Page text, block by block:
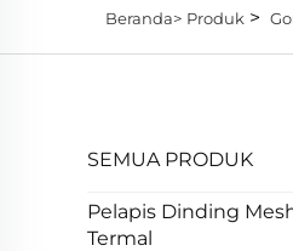
Beranda> Produk >
SEMUA PRODUK
Pelapis Dinding
Termal